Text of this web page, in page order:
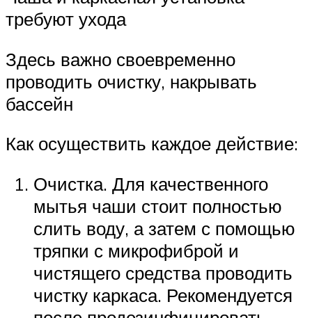
требуют ухода
Здесь важно своевременно
проводить очистку, накрывать
бассейн
Как осуществить каждое действие:
Очистка. Для качественного
мытья чаши стоит полностью
слить воду, а затем с помощью
тряпки с микрофиброй и
чистящего средства проводить
чистку каркаса. Рекомендуется